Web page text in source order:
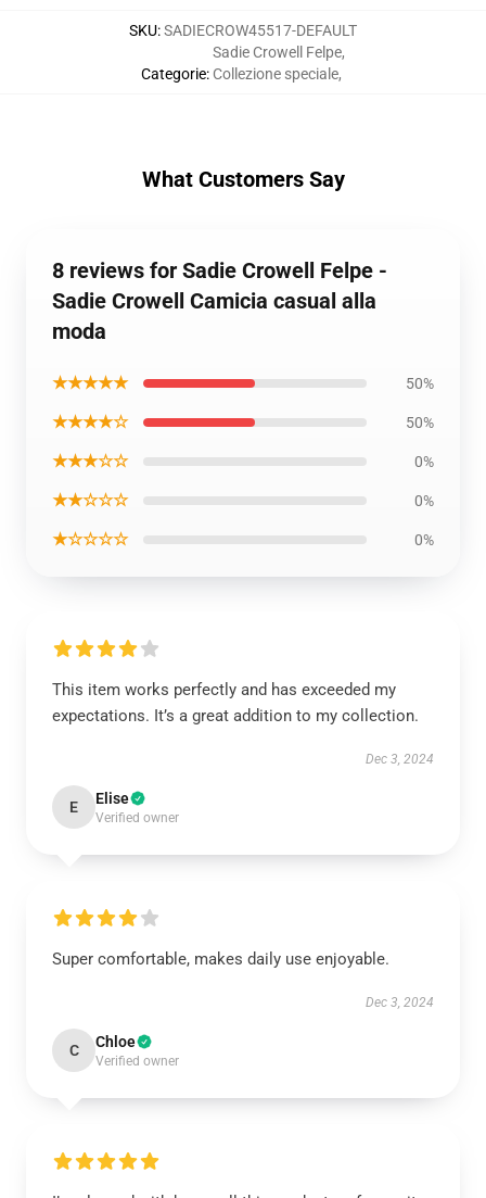
SKU:SADIECROW45517-DEFAULT
Categorie:
Sadie Crowell Felpe,
Collezione speciale,
What Customers Say
8 reviews for Sadie Crowell Felpe -
Sadie Crowell Camicia casual alla
moda
★★★★★ 50%
★★★★☆ 50%
★★★☆☆ 0%
★★☆☆☆ 0%
★☆☆☆☆ 0%
This item works perfectly and has exceeded my
expectations. It’s a great addition to my collection.
Dec 3, 2024
E Elise
Verified owner
Super comfortable, makes daily use enjoyable.
Dec 3, 2024
C Chloe
Verified owner